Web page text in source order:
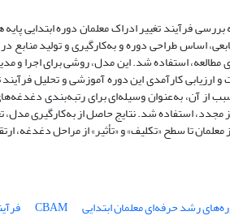
ارزیابی کارآمدی این دوره آموزشی و تحلیل
از آن، به‌عنوان وسیله‌ای برای رتبه‌بندی
مجدد، استفاده شد. نتایج حاصل از به‌کارگیری مدل،
تا سطح «تکلیف» و «تأثیر» از مراحل دغدغه،
رشد حرفه‌ای معلمان ابتدایی CBAM